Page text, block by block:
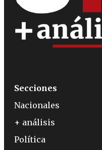
Secciones
Nacionales
+ análisis
Política